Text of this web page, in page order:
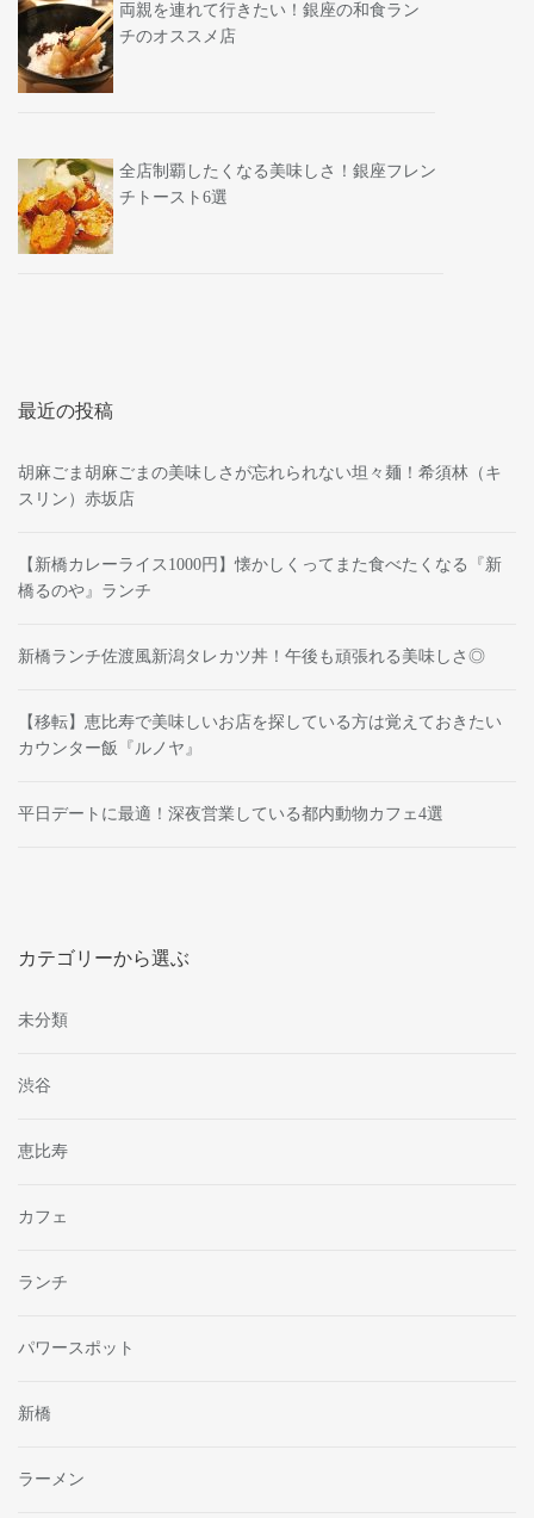
両親を連れて行きたい！銀座の和食ラン
チのオススメ店
全店制覇したくなる美味しさ！銀座フレン
チトースト6選
最近の投稿
胡麻ごま胡麻ごまの美味しさが忘れられない坦々麺！希須林（キ
スリン）赤坂店
【新橋カレーライス1000円】懐かしくってまた食べたくなる『新
橋るのや』ランチ
新橋ランチ佐渡風新潟タレカツ丼！午後も頑張れる美味しさ◎
【移転】恵比寿で美味しいお店を探している方は覚えておきたい
カウンター飯『ルノヤ』
平日デートに最適！深夜営業している都内動物カフェ4選
カテゴリーから選ぶ
未分類
渋谷
恵比寿
カフェ
ランチ
パワースポット
新橋
ラーメン